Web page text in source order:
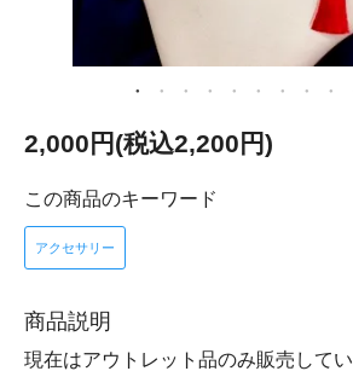
2,000円(税込2,200円)
この商品のキーワード
アクセサリー
商品説明
現在はアウトレット品のみ販売してい